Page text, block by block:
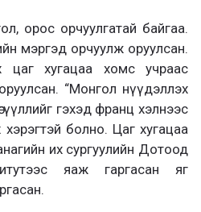
орос орчуулгатай байгаа.
мэргэд орчуулж оруулсан.
цаг хугацаа хомс учраас
“Монгол нүүдэллэх
гэхэд франц хэлнээс
хэрэгтэй болно. Цаг хугацаа
их сургуулийн Дотоод
яаж гаргасан яг